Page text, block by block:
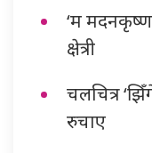
‘म
क्षेत्री
चलचित्र
रुचाए